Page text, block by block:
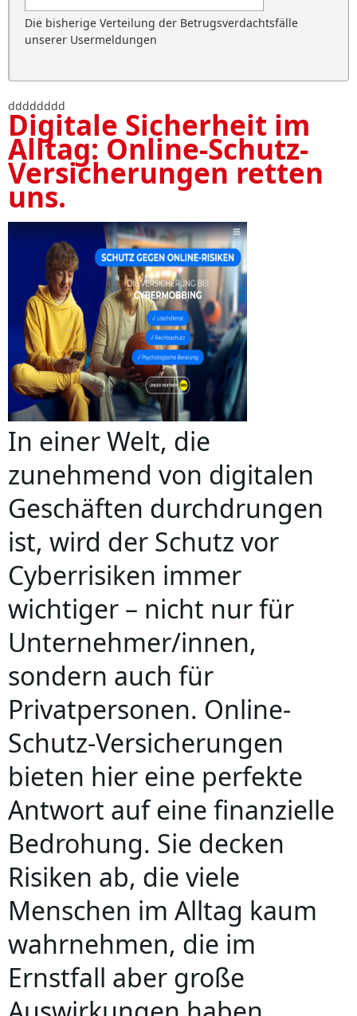
Die bisherige Verteilung der Betrugsverdachtsfälle
unserer Usermeldungen
dddddddd
Digitale Sicherheit im
Alltag: Online-Schutz-
Versicherungen retten
uns.
In einer Welt, die
zunehmend von digitalen
Geschäften durchdrungen
ist, wird der Schutz vor
Cyberrisiken immer
wichtiger – nicht nur für
Unternehmer/innen,
sondern auch für
Privatpersonen. Online-
Schutz-Versicherungen
bieten hier eine perfekte
Antwort auf eine finanzielle
Bedrohung. Sie decken
Risiken ab, die viele
Menschen im Alltag kaum
wahrnehmen, die im
Ernstfall aber große